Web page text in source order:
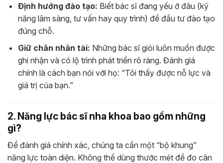
Định hướng đào tạo: Biết bác sĩ đang yếu ở đâu (kỹ
năng lâm sàng, tư vấn hay quy trình) để đầu tư đào tạo
đúng chỗ.
Giữ chân nhân tài: Những bác sĩ giỏi luôn muốn được
ghi nhận và có lộ trình phát triển rõ ràng. Đánh giá
chính là cách bạn nói với họ: “Tôi thấy được nỗ lực và
giá trị của bạn.”
2. Năng lực bác sĩ nha khoa bao gồm những
gì?
Để đánh giá chính xác, chúng ta cần một “bộ khung”
năng lực toàn diện. Không thể dùng thước mét để đo cân